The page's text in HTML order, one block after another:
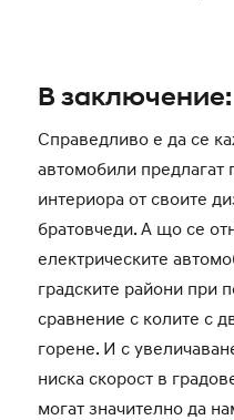
В заключение:
Справедливо е да се
автомобили предлагат
интериора от своите
братовчеди. А що се
електрическите
градските райони при
сравнение с колите с
горене. И с
ниска скорост в
могат значително да